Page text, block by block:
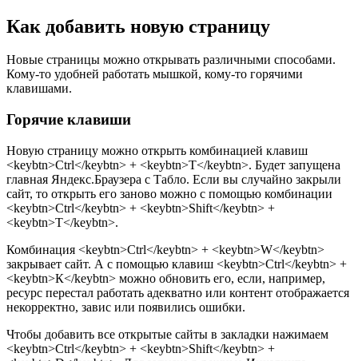
Как добавить новую страницу
Новые страницы можно открывать различными способами.
Кому-то удобней работать мышкой, кому-то горячими
клавишами.
Горячие клавиши
Новую страницу можно открыть комбинацией клавиш
<keybtn>Ctrl</keybtn> + <keybtn>T</keybtn>. Будет запущена
главная Яндекс.Браузера с Табло. Если вы случайно закрыли
сайт, то открыть его заново можно с помощью комбинации
<keybtn>Ctrl</keybtn> + <keybtn>Shift</keybtn> +
<keybtn>T</keybtn>.
Комбинация <keybtn>Ctrl</keybtn> + <keybtn>W</keybtn>
закрывает сайт. А с помощью клавиш <keybtn>Ctrl</keybtn> +
<keybtn>К</keybtn> можно обновить его, если, например,
ресурс перестал работать адекватно или контент отображается
некорректно, завис или появились ошибки.
Чтобы добавить все открытые сайты в закладки нажимаем
<keybtn>Ctrl</keybtn> + <keybtn>Shift</keybtn> +